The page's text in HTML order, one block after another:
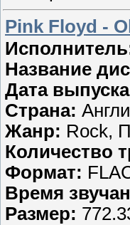
Pink Floyd -
Название
Дата
Страна:
Жанр: Rock,
Количество
Формат:
Время
Размер: